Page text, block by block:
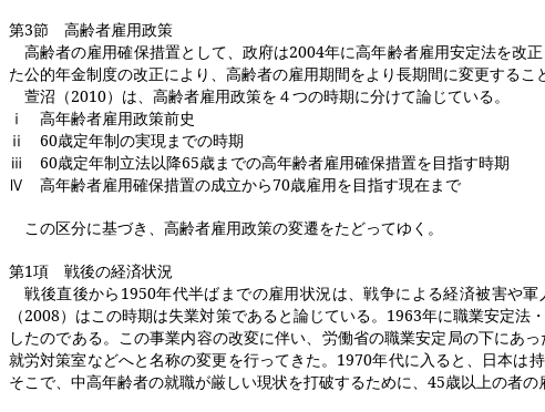
第3節 高齢者雇用政策
高齢者の雇用確保措置として、政府は2004年に高年齢者雇用安定法を改
た公的年金制度の改正により、高齢者の雇用期間をより長期間に変更するこ
萱沼（2010）は、高齢者雇用政策を４つの時期に分けて論じている。
ⅰ 高年齢者雇用政策前史
ⅱ 60歳定年制の実現までの時期
ⅲ 60歳定年制立法以降65歳までの高年齢者雇用確保措置を目指す時期
Ⅳ 高年齢者雇用確保措置の成立から70歳雇用を目指す現在まで
この区分に基づき、高齢者雇用政策の変遷をたどってゆく。
第1項 戦後の経済状況
戦後直後から 1950年代半ばまでの雇用状況は、戦争による経済被害や
（2008）はこの時期は失業対策であると論じている。 1963年に職業安定法
したのである。この事業内容の改変に伴い、労働省の職業安定局の下にあ
就労対策室などへと名称の変更を行ってきた。 1970年代に入ると、日本は
そこで、中高年齢者の就職が厳しい現状を打破するために、 45歳以上の者の